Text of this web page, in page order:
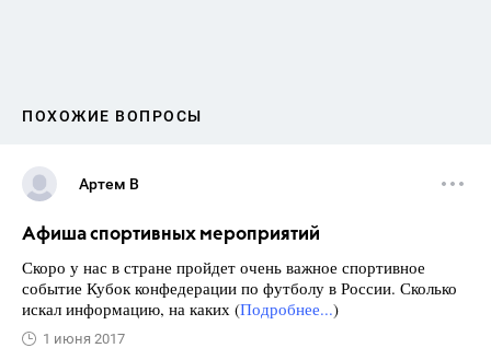
ПОХОЖИЕ ВОПРОСЫ
Артем В
Афиша спортивных мероприятий
Скоро у нас в стране пройдет очень важное спортивное
событие Кубок конфедерации по футболу в России. Сколько
искал информацию, на каких (Подробнее...)
1 июня 2017